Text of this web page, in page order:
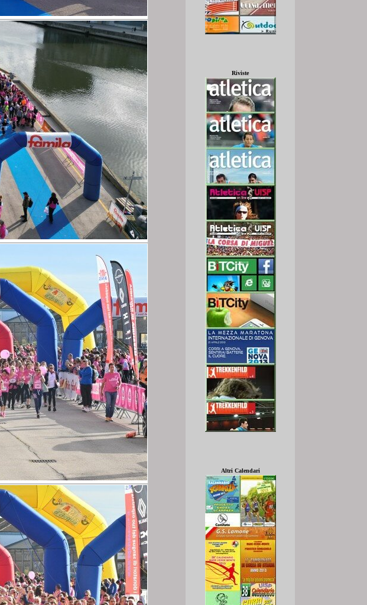
Riviste
Altri Calendari